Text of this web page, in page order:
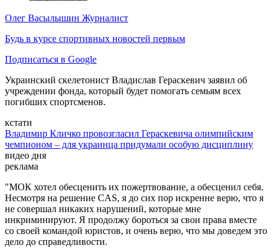
Олег Васылышин Журналист
Будь в курсе спортивных новостей первым
Подписаться в Google
Украинский скелетонист Владислав Гераскевич заявил об
учреждении фонда, который будет помогать семьям всех
погибших спортсменов.
кстати
Владимир Кличко провозгласил Гераскевича олимпийским
чемпионом – для украинца придумали особую дисциплину
видео дня
реклама
"МОК хотел обесценить их пожертвование, а обесценил себя.
Несмотря на решение CAS, я до сих пор искренне верю, что я
не совершал никаких нарушений, которые мне
инкриминируют. Я продолжу бороться за свои права вместе
со своей командой юристов, и очень верю, что мы доведем это
дело до справедливости.